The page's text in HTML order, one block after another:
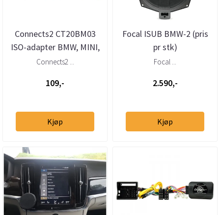
Connects2 CT20BM03
ISO-adapter BMW, MINI,
Land Rover (Quadlock)
Connects2 ...
109,-
Kjøp
Focal ISUB BMW-2 (pris
pr stk)
Focal ...
2.590,-
Kjøp